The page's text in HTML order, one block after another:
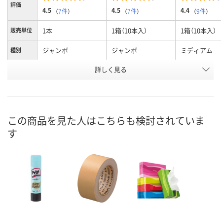
評価
4.5 （7件） 4.5 （7件） 4.4 （9件）
販売単位 1本 1箱（10本入） 1箱（10本入）
種別 ジャンボ ジャンボ ミディアム
約４０ｇ 約２２ｇ
号
お届け日
カゴへ
数量
カゴへ
詳しく見る
この商品を見た人はこちらも検討されていま
す